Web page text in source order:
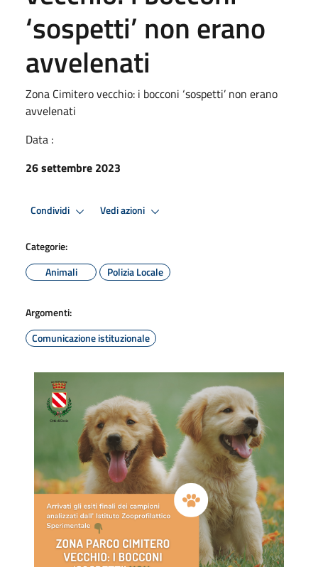
‘sospetti’ non erano
avvelenati
Zona Cimitero vecchio: i bocconi ‘sospetti’ non erano
avvelenati
Data :
26 settembre 2023
Condividi Vedi azioni
Categorie:
Animali
Polizia Locale
Argomenti:
Comunicazione istituzionale